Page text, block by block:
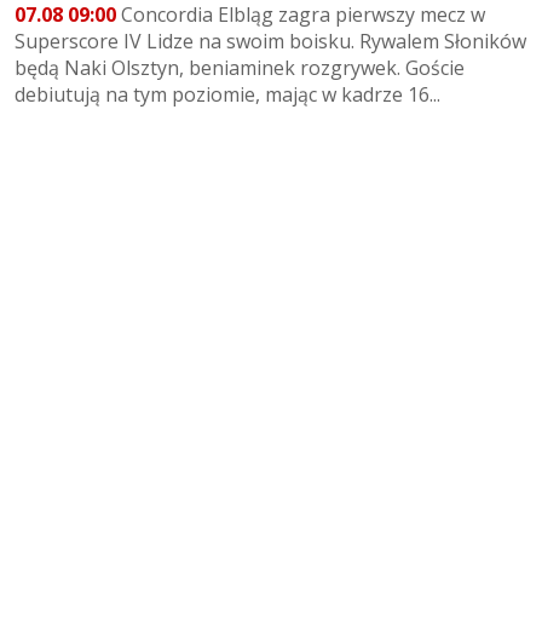
07.08 09:00Concordia Elbląg zagra pierwszy mecz w
Superscore IV Lidze na swoim boisku. Rywalem Słoników
będą Naki Olsztyn, beniaminek rozgrywek. Goście
debiutują na tym poziomie, mając w kadrze 16...